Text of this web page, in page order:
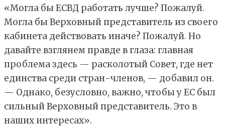
«Могла бы ЕСВД работать лучше? Пожалуй.
Могла бы Верховный представитель из своего
кабинета действовать иначе? Пожалуй. Но
давайте взглянем правде в глаза: главная
проблема здесь — расколотый Совет, где нет
единства среди стран-членов, — добавил он.
— Однако, безусловно, важно, чтобы у ЕС был
сильный Верховный представитель. Это в
наших интересах».